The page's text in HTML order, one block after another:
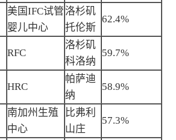
美国IFC试管
婴儿中心
洛杉矶
托伦斯
62.4%
RFC
洛杉矶
科洛纳
59.7%
HRC
帕萨迪
纳
58.9%
南加州生殖
中心
比弗利
山庄
57.3%